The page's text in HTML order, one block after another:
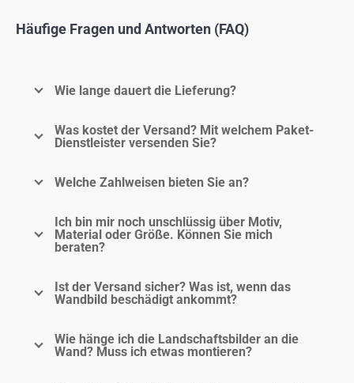
Häufige Fragen und Antworten (FAQ)
Wie lange dauert die Lieferung?
Was kostet der Versand? Mit welchem Paket-
Dienstleister versenden Sie?
Welche Zahlweisen bieten Sie an?
Ich bin mir noch unschlüssig über Motiv,
Material oder Größe. Können Sie mich
beraten?
Ist der Versand sicher? Was ist, wenn das
Wandbild beschädigt ankommt?
Wie hänge ich die Landschaftsbilder an die
Wand? Muss ich etwas montieren?